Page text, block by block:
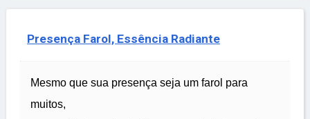
Presença Farol, Essência Radiante
Mesmo que sua presença seja um farol para
muitos,